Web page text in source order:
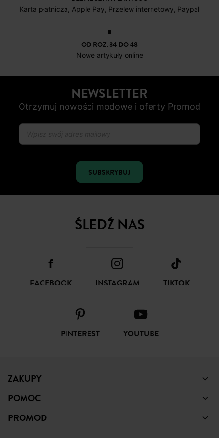
Karta płatnicza, Apple Pay, Przelew internetowy, Paypal
OD ROZ. 34 DO 48
Nowe artykuły online
NEWSLETTER
Otrzymuj nowości modowe i oferty Promod
SUBSKRYBUJ
ŚLEDŹ NAS
FACEBOOK INSTAGRAM TIKTOK
PINTEREST YOUTUBE
ZAKUPY
POMOC
PROMOD